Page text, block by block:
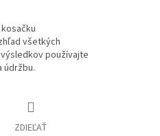
všetkých
používajte
údržbu.
ZDIEĽAŤ